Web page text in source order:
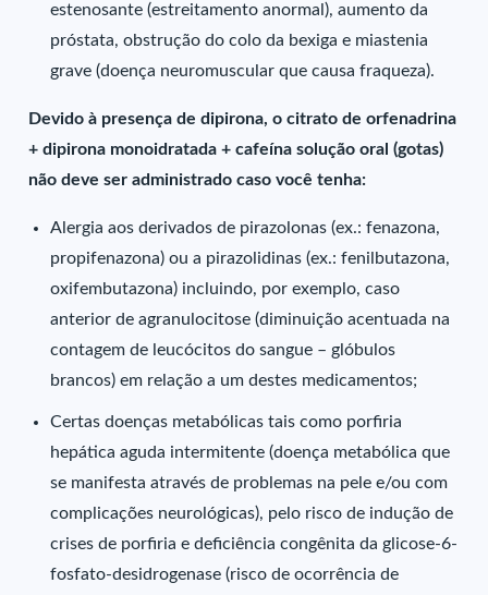
estenosante (estreitamento anormal), aumento da
próstata, obstrução do colo da bexiga e miastenia
grave (doença neuromuscular que causa fraqueza).
Devido à presença de dipirona, o citrato de orfenadrina
+ dipirona monoidratada + cafeína solução oral (gotas)
não deve ser administrado caso você tenha:
Alergia aos derivados de pirazolonas (ex.: fenazona,
propifenazona) ou a pirazolidinas (ex.: fenilbutazona,
oxifembutazona) incluindo, por exemplo, caso
anterior de agranulocitose (diminuição acentuada na
contagem de leucócitos do sangue – glóbulos
brancos) em relação a um destes medicamentos;
Certas doenças metabólicas tais como porfiria
hepática aguda intermitente (doença metabólica que
se manifesta através de problemas na pele e/ou com
complicações neurológicas), pelo risco de indução de
crises de porfiria e deficiência congênita da glicose-6-
fosfato-desidrogenase (risco de ocorrência de